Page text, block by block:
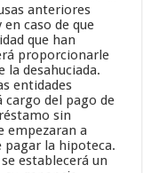
anteriores
caso de que
que han
proporcionarle
la desahuciada.
entidades
cargo del pago de
sin
empezaran a
pagar la hipoteca.
establecerá un